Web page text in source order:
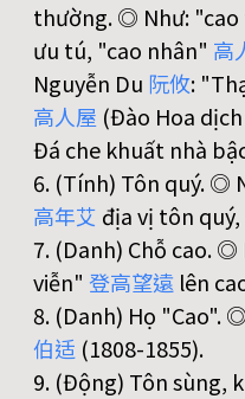
thường. ◎ Như: "cao
ưu tú, "cao nhân" 高
Nguyễn Du 阮攸:
高人屋 (Đào Hoa
Đá che khuất nhà
6. (Tính) Tôn quý. ◎
高年艾 địa vị tôn
7. (Danh) Chỗ cao.
viễn" 登高望遠 lên
8. (Danh) Họ "Cao".
伯适 (1808-1855).
9. (Động) Tôn sùng,